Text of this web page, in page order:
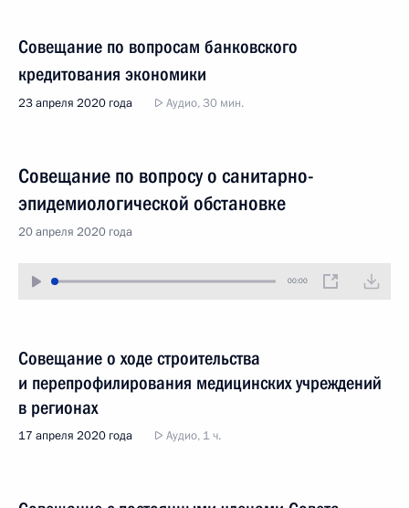
Совещание по вопросам банковского
кредитования экономики
23 апреля 2020 года Аудио, 30 мин.
Совещание по вопросу о санитарно-
эпидемиологической обстановке
20 апреля 2020 года
00:00
Совещание о ходе строительства
и перепрофилирования медицинских учреждений
в регионах
17 апреля 2020 года Аудио, 1 ч.